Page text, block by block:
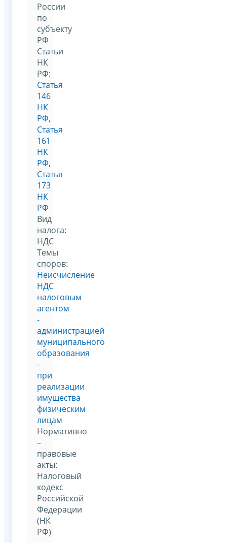
России
по
субъекту
РФ
Статьи
НК
РФ:
Статья
146
НК
РФ,
Статья
161
НК
РФ,
Статья
173
НК
РФ
Вид
налога:
НДС
Темы
споров:
Неисчисление
НДС
налоговым
агентом
-
администрацией
муниципального
образования
-
при
реализации
имущества
физическим
лицам
Нормативно
–
правовые
акты:
Налоговый
кодекс
Российской
Федерации
(НК
РФ)